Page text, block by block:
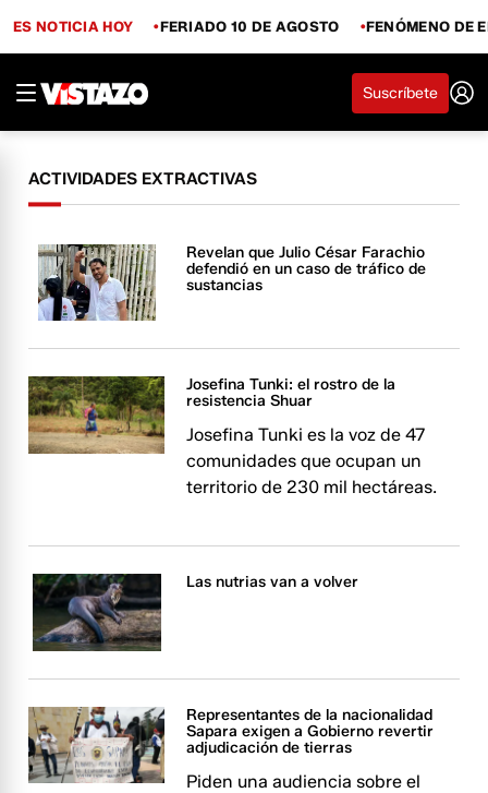
ES NOTICIA HOY FERIADO 10 DE AGOSTO FENÓMENO DE
Suscríbete
ACTIVIDADES EXTRACTIVAS
Revelan que Julio César Farachio
defendió en un caso de tráfico de
sustancias
Josefina Tunki: el rostro de la
resistencia Shuar
Josefina Tunki es la voz de 47
comunidades que ocupan un
territorio de 230 mil hectáreas.
Las nutrias van a volver
Representantes de la nacionalidad
Sapara exigen a Gobierno revertir
adjudicación de tierras
Piden una audiencia sobre el